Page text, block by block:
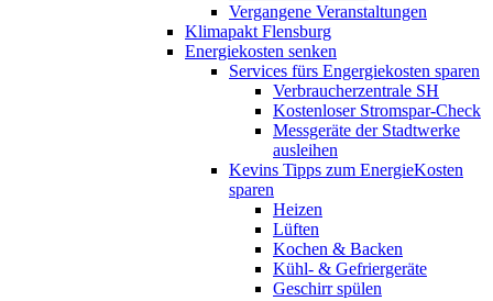
Vergangene Veranstaltungen
Klimapakt Flensburg
Energiekosten senken
Services fürs Engergiekosten sparen
Verbraucherzentrale SH
Kostenloser Stromspar-Check
Messgeräte der Stadtwerke
ausleihen
Kevins Tipps zum EnergieKosten
sparen
Heizen
Lüften
Kochen & Backen
Kühl- & Gefriergeräte
Geschirr spülen